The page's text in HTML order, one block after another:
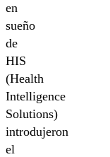
en
sueño
de
HIS
(Health
Intelligence
Solutions)
introdujeron
el